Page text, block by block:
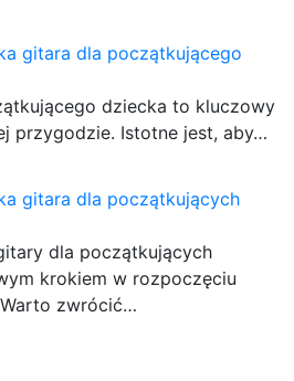
gitara dla początkującego
dziecka to kluczowy
przygodzie. Istotne jest, aby…
gitara dla początkujących
dla początkujących
krokiem w rozpoczęciu
zwrócić…